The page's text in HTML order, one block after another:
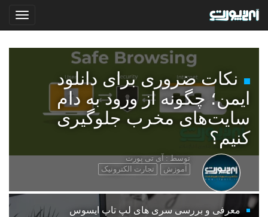
نکات ضروری برای دانلود
ایمن؛ چگونه از ورود به دام
سایت‌های مخرب جلوگیری
کنیم؟
توسط : آی تی پورت
آموزش
تجارت الکترونیک
معرفی و بررسی سری های لپ تاپ ایسوس